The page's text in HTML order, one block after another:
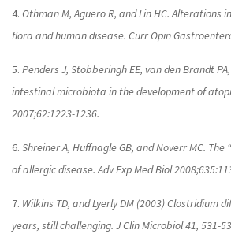
4. Othman M, Aguero R, and Lin HC. Alterations
flora and human disease. Curr Opin
5. Penders J, Stobberingh EE, van den Brandt
intestinal microbiota in the development of
2007;62:1223-1236.
6. Shreiner A, Huffnagle GB, and Noverr MC.
of allergic disease. Adv Exp Med Biol
7. Wilkins TD, and Lyerly DM (2003) Clostridium
years, still challenging. J Clin Microbiol 41, 531-